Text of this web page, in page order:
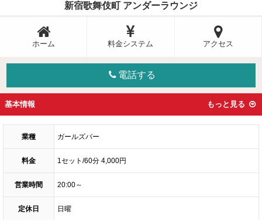
新宿歌舞伎町 アンダーラウンジ
ホーム 料金システム アクセス
電話する
基本情報 もっと見る
業種 ガールズバー
料金 1セット/60分 4,000円
営業時間 20:00～
定休日 日曜